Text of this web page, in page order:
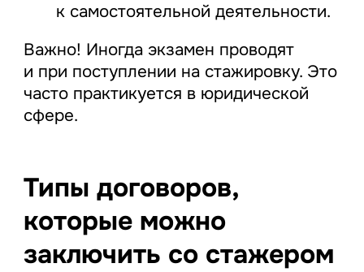
к самостоятельной деятельности.
Важно! Иногда экзамен проводят
и при поступлении на стажировку. Это
часто практикуется в юридической
сфере.
Типы договоров,
которые можно
заключить со стажером